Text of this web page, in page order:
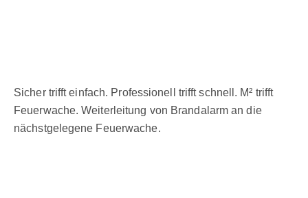
Sicher trifft einfach. Professionell trifft schnell. M² trifft
Feuerwache. Weiterleitung von Brandalarm an die
nächstgelegene Feuerwache.